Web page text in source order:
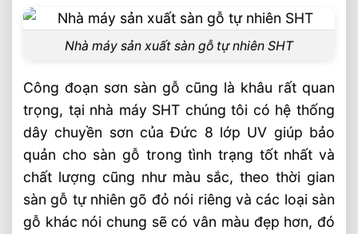
Nhà máy sản xuất sàn gỗ tự nhiên SHT
Công đoạn sơn sàn gỗ cũng là khâu rất quan
trọng, tại nhà máy SHT chúng tôi có hệ thống
dây chuyền sơn của Đức 8 lớp UV giúp bảo
quản cho sàn gỗ trong tình trạng tốt nhất và
chất lượng cũng như màu sắc, theo thời gian
sàn gỗ tự nhiên gõ đỏ nói riêng và các loại sàn
gỗ khác nói chung sẽ có vân màu đẹp hơn, đó